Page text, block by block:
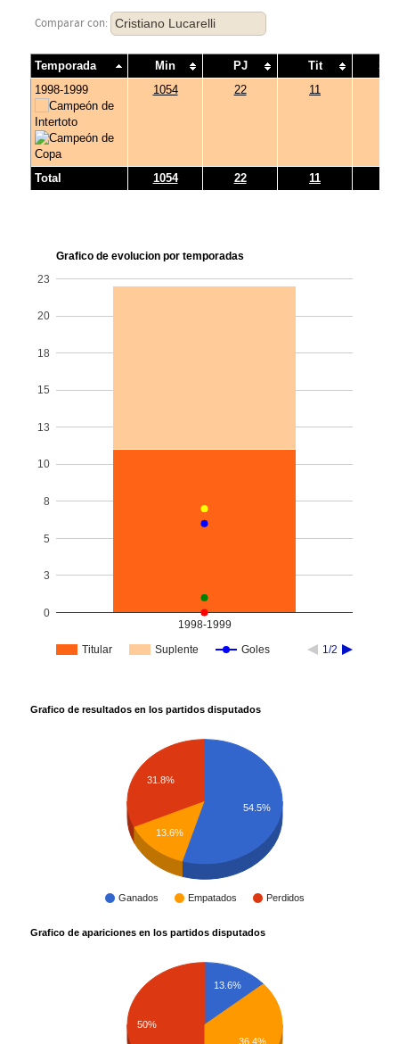
Comparar con: Cristiano Lucarelli
Temporada Min PJ Tit
1998-1999
1054 22 11
Total 1054 22 11
Grafico de evolucion por temporadas
Titular Suplente Goles 1/2
1998-1999
0
3
5
8
10
13
15
18
20
23
Grafico de resultados en los partidos disputados
Ganados Empatados Perdidos
31.8%
13.6%
54.5%
Grafico de apariciones en los partidos disputados
13.6%
50%
36.4%